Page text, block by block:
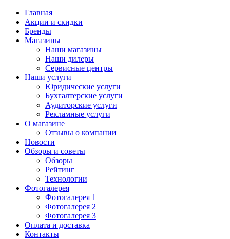
Главная
Акции и скидки
Бренды
Магазины
Наши магазины
Наши дилеры
Сервисные центры
Наши услуги
Юридические услуги
Бухгалтерские услуги
Аудиторские услуги
Рекламные услуги
О магазине
Отзывы о компании
Новости
Обзоры и советы
Обзоры
Рейтинг
Технологии
Фотогалерея
Фотогалерея 1
Фотогалерея 2
Фотогалерея 3
Оплата и доставка
Контакты